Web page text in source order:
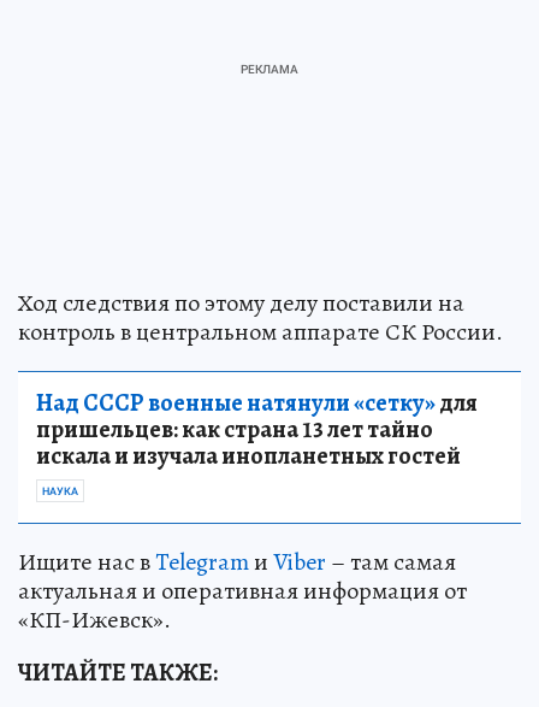
Ход следствия по этому делу поставили на
контроль в центральном аппарате СК России.
Над СССР военные натянули «сетку»для
пришельцев: как страна 13 лет тайно
искала и изучала инопланетных гостей
НАУКА
Ищите нас вTelegramиViber – там самая
актуальная и оперативная информация от
«КП-Ижевск».
ЧИТАЙТЕ ТАКЖЕ: